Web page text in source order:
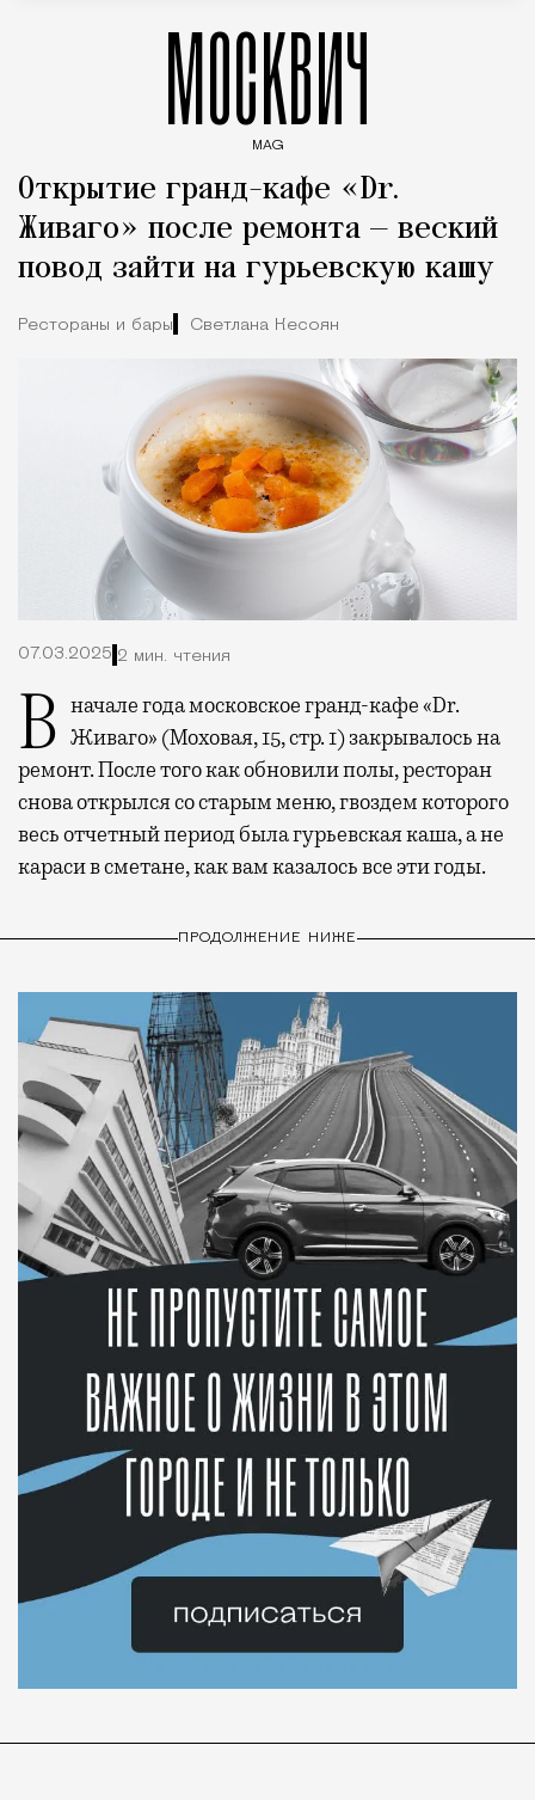
МОСКВИЧ
MAG
Открытие гранд-кафе «Dr.
Живаго» после ремонта — веский
повод зайти на гурьевскую кашу
Рестораны и бары Светлана Кесоян
07.03.2025 2 мин. чтения
В начале года московское гранд-кафе «Dr. Живаго» (Моховая, 15, стр. 1) закрывалось на
ремонт. После того как обновили полы, ресторан
снова открылся со старым меню, гвоздем которого
весь отчетный период была гурьевская каша, а не
караси в сметане, как вам казалось все эти годы.
ПРОДОЛЖЕНИЕ НИЖЕ